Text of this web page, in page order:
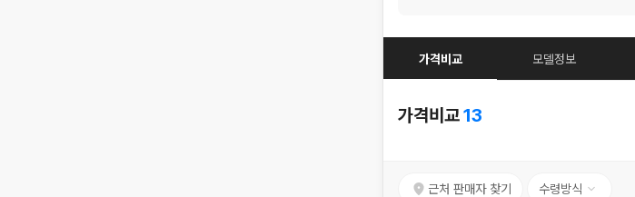
가격비교 모델정보
가격비교13
근처 판매자 찾기 수령방식